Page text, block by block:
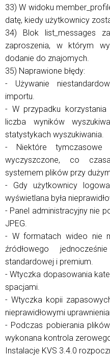
33) W widoku
datę, kiedy użytkownicy
34) Blok list_messages
zaproszenia, w którym
dodanie do znajomych.
35) Naprawione błędy:
- Używanie
importu.
- W przypadku korzystania
liczba wyników
statystykach wyszukiwania.
- Niektóre tymczasowe
wyczyszczone, co
systemem plików przy
- Gdy użytkownicy
wyświetlana była
- Panel administracyjny nie
JPEG.
- W formatach wideo nie
źródłowego
standardowej i premium.
- Wtyczka dopasowania
spacjami.
- Wtyczka kopii
nieprawidłowymi
- Podczas pobierania
wykonana kontrola
Instalacje KVS 3.4.0